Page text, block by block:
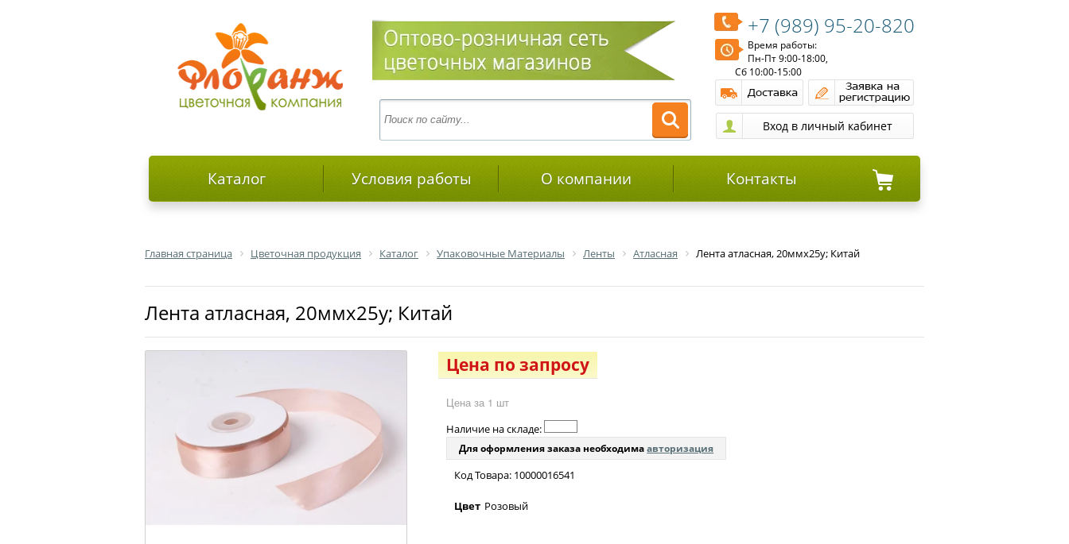
+7 (989) 95-20-820
Время работы:
Пн-Пт 9:00-18:00,
Сб 10:00-15:00
Каталог Условия работы О компании Контакты
Главная страница Цветочная продукция Каталог Упаковочные Материалы Ленты Атласная Лента атласная, 20ммх25y; Китай
Лента атласная, 20ммх25y; Китай
Цена по запросу
Цена за 1 шт
Наличие на складе:
Для оформления заказа необходимаавторизация
Код Товара: 10000016541
Цвет Розовый